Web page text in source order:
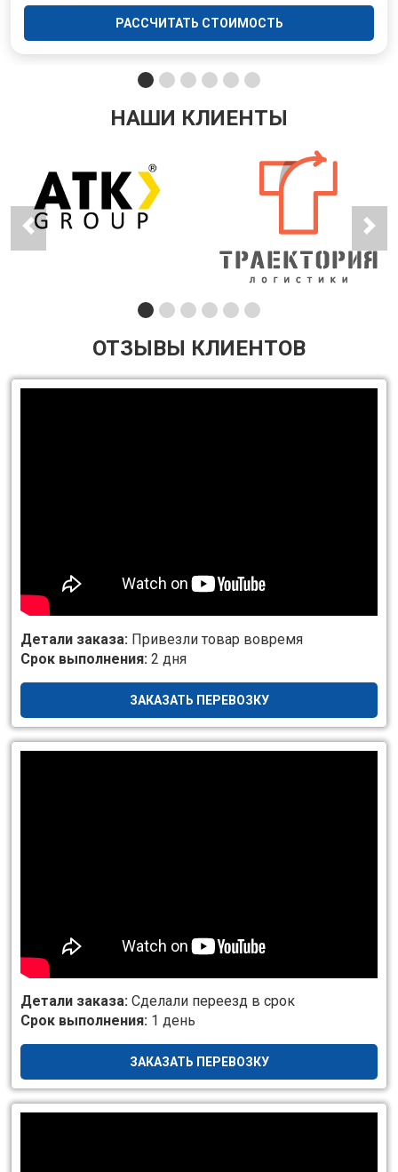
РАССЧИТАТЬ СТОИМОСТЬ
НАШИ КЛИЕНТЫ
ОТЗЫВЫ КЛИЕНТОВ
Детали заказа: Привезли товар вовремя
Срок выполнения: 2 дня
ЗАКАЗАТЬ ПЕРЕВОЗКУ
Детали заказа: Сделали переезд в срок
Срок выполнения: 1 день
ЗАКАЗАТЬ ПЕРЕВОЗКУ